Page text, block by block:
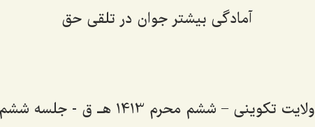
آمادگی بیشتر جوان در تلقی حق
ولایت تکوینی – ششم محرم 1413 هـ ق - جلسه ششم